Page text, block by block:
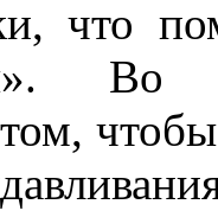
что